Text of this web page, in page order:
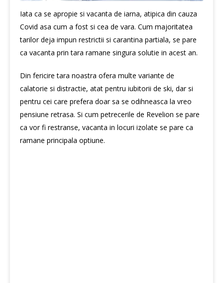
Iata ca se apropie si vacanta de iarna, atipica din cauza
Covid asa cum a fost si cea de vara. Cum majoritatea
tarilor deja impun restrictii si carantina partiala, se pare
ca vacanta prin tara ramane singura solutie in acest an.
Din fericire tara noastra ofera multe variante de
calatorie si distractie, atat pentru iubitorii de ski, dar si
pentru cei care prefera doar sa se odihneasca la vreo
pensiune retrasa. Si cum petrecerile de Revelion se pare
ca vor fi restranse, vacanta in locuri izolate se pare ca
ramane principala optiune.